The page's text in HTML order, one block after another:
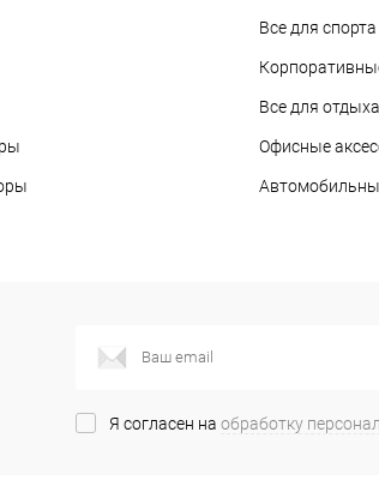
Все для спорта
Все для отдыха
Офисные
Я согласен на обработку